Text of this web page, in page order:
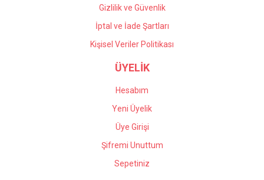
Gizlilik ve Güvenlik
İptal ve İade Şartları
Kişisel Veriler Politikası
ÜYELİK
Hesabım
Yeni Üyelik
Üye Girişi
Şifremi Unuttum
Sepetiniz